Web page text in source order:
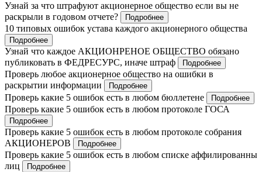
Узнай за что штрафуют акционерное общество если вы не
раскрыли в годовом отчете?
Подробнее
10 типовых ошибок устава каждого акционерного общества
Подробнее
Узнай что каждое АКЦИОНРЕНОЕ ОБЩЕСТВО обязано
публиковать в ФЕДРЕСУРС, иначе штраф
Подробнее
Проверь любое акционерное общество на ошибки в
раскрытии информации
Подробнее
Проверь какие 5 ошибок есть в любом бюллетене Подробнее
Проверь какие 5 ошибок есть в любом протоколе ГОСА
Подробнее
Проверь какие 5 ошибок есть в любом протоколе собрания
АКЦИОНЕРОВ
Подробнее
Проверь какие 5 ошибок есть в любом списке аффилированны
лиц
Подробнее